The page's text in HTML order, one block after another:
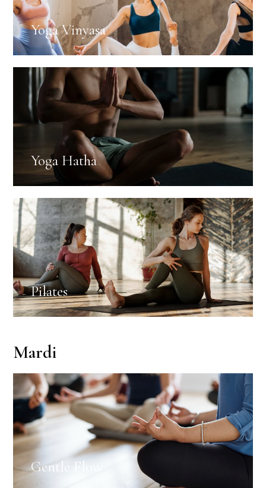
Yoga Vinyasa
Yoga Hatha
Pilates
Mardi
Gentle Flow